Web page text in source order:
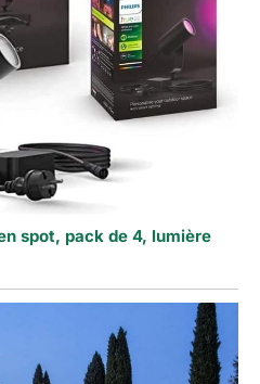
spot, pack de 4, lumière